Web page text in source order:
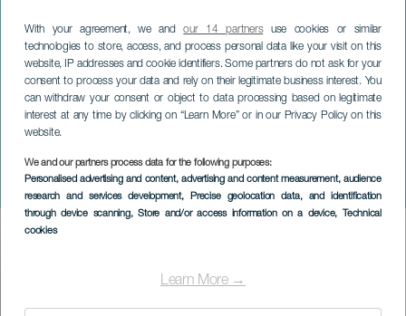
With your agreement, we andour 14 partnersuse cookies or similar
technologies to store, access, and process personal data like your visit on this
website, IP addresses and cookie identifiers. Some partners do not ask for your
consent to process your data and rely on their legitimate business interest. You
can withdraw your consent or object to data processing based on legitimate
interest at any time by clicking on “Learn More” or in our Privacy Policy on this
website.
We and our partners process data for the following purposes:
Personalised advertising and content, advertising and content measurement, audience
research and services development, Precise geolocation data, and identification
through device scanning, Store and/or access information on a device, Technical
cookies
Learn More →
Maailman juusto
LA PALMA
Imagen